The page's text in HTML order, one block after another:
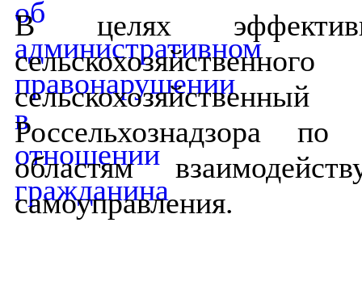
В целях
Россельхознадзора
областям
самоуправления.